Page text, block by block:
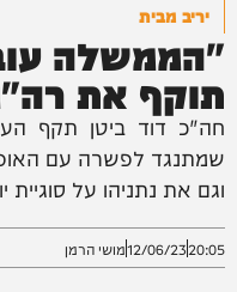
יריב מבית
"הממשלה
תוקף את
חה"כ דוד ביטן תקף
שמתנגד לפשרה עם
וגם את נתניהו על סוגיית
20:05
12/06/23מושי הרמן